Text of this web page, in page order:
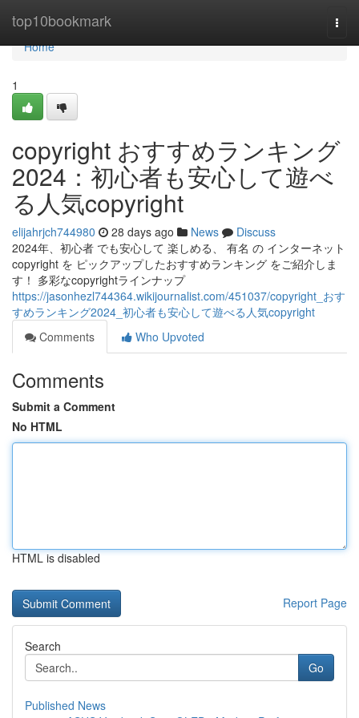
top10bookmark
Home
Home
1
copyright おすすめランキング
2024：初心者も安心して遊べ
る人気copyright
elijahrjch744980 28 days ago News
Discuss
2024年、初心者 でも安心して 楽しめる、 有名 の インターネット
copyright を ピックアップしたおすすめランキング をご紹介しま
す！ 多彩なcopyrightラインナップ
https://jasonhezl744364.wikijournalist.com/451037/copyright_おす
すめランキング2024_初心者も安心して遊べる人気copyright
Comments
Who Upvoted
Comments
Submit a Comment
No HTML
HTML is disabled
Report Page
Search
Go
Published News